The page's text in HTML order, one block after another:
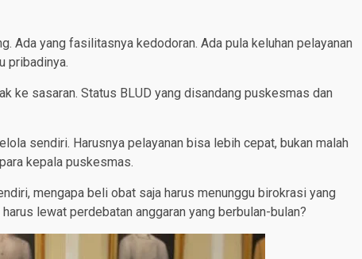
Ada yang fasilitasnya kedodoran. Ada pula keluhan pelayanan
pribadinya.
ke sasaran. Status BLUD yang disandang puskesmas dan
sendiri. Harusnya pelayanan bisa lebih cepat, bukan malah
kepala puskesmas.
mengapa beli obat saja harus menunggu birokrasi yang
lewat perdebatan anggaran yang berbulan-bulan?